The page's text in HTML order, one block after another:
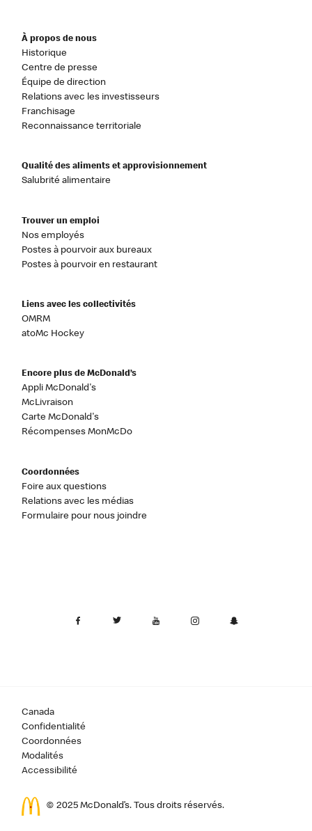
À propos de nous
Historique
Centre de presse
Équipe de direction
Relations avec les investisseurs
Franchisage
Reconnaissance territoriale
Qualité des aliments et approvisionnement
Salubrité alimentaire
Trouver un emploi
Nos employés
Postes à pourvoir aux bureaux
Postes à pourvoir en restaurant
Liens avec les collectivités
OMRM
atoMc Hockey
Encore plus de McDonald’s
Appli McDonald's
McLivraison
Carte McDonald's
Récompenses MonMcDo
Coordonnées
Foire aux questions
Relations avec les médias
Formulaire pour nous joindre
Canada
Confidentialité
Coordonnées
Modalités
Accessibilité
© 2025 McDonald’s. Tous droits réservés.